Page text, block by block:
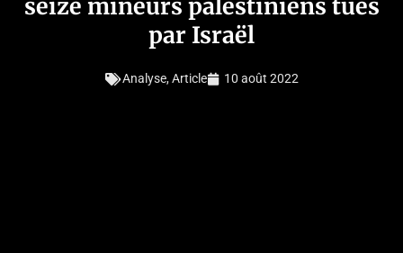
seize mineurs palestiniens tués
par Israël
Analyse,Article 10 août 2022